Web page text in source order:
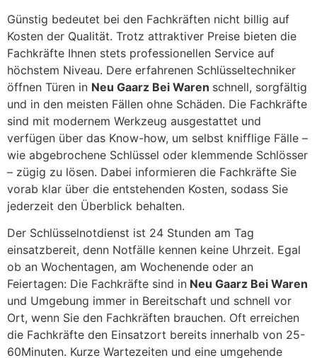
Günstig bedeutet bei den Fachkräften nicht billig auf
Kosten der Qualität. Trotz attraktiver Preise bieten die
Fachkräfte Ihnen stets professionellen Service auf
höchstem Niveau. Dere erfahrenen Schlüsseltechniker
öffnen Türen in Neu Gaarz Bei Waren schnell, sorgfältig
und in den meisten Fällen ohne Schäden. Die Fachkräfte
sind mit modernem Werkzeug ausgestattet und
verfügen über das Know-how, um selbst knifflige Fälle –
wie abgebrochene Schlüssel oder klemmende Schlösser
– zügig zu lösen. Dabei informieren die Fachkräfte Sie
vorab klar über die entstehenden Kosten, sodass Sie
jederzeit den Überblick behalten.
Der Schlüsselnotdienst ist 24 Stunden am Tag
einsatzbereit, denn Notfälle kennen keine Uhrzeit. Egal
ob an Wochentagen, am Wochenende oder an
Feiertagen: Die Fachkräfte sind in Neu Gaarz Bei Waren
und Umgebung immer in Bereitschaft und schnell vor
Ort, wenn Sie den Fachkräften brauchen. Oft erreichen
die Fachkräfte den Einsatzort bereits innerhalb von 25-
60Minuten. Kurze Wartezeiten und eine umgehende